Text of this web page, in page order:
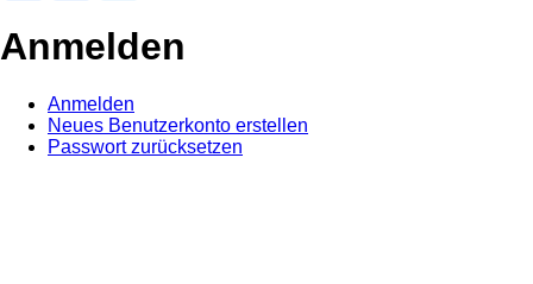
Anmelden
Primary
Anmelden
Reiter)
Neues Benutzerkonto erstellen
Passwort zurücksetzen